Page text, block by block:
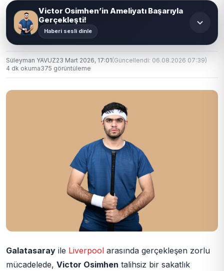
Victor Osimhen’in Ameliyatı Başarıyla
Gerçekleşti!
Haberi sesli dinle
Süleyman YAVUZ23 Mart 2026, 17:01(Güncellendi: 06.08.2026 07:39)
4 dk okuma375 görüntüleme
Galatasaray ile Liverpool arasında gerçekleşen zorlu
mücadelede, Victor Osimhen talihsiz bir sakatlık